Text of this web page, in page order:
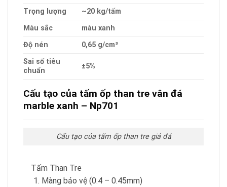
Trọng lượng
~20 kg/tấm
Màu sắc
màu xanh
Độ nén
0,65 g/cm³
Sai số tiêu
chuẩn
±5%
Cấu tạo của tấm ốp than tre vân đá
marble xanh – Np701
Cấu tạo của tấm ốp than tre giả đá
Tấm Than Tre
Màng bảo vệ (0.4 – 0.45mm)